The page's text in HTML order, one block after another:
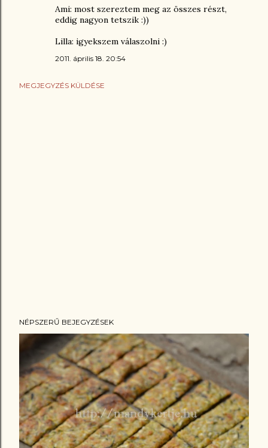
Ami: most szereztem meg az összes részt,
eddig nagyon tetszik :))
Lilla: igyekszem válaszolni :)
2011. április 18. 20:54
MEGJEGYZÉS KÜLDÉSE
NÉPSZERŰ BEJEGYZÉSEK